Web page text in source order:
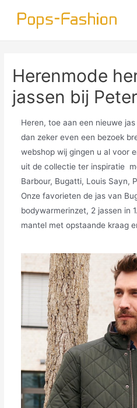
Herenmode
jassen bij
Heren, toe aan een nieuwe
dan zeker even een bezoek
webshop wij gingen u al voor
uit de collectie ter inspiratie
Barbour, Bugatti, Louis Sayn,
Onze favorieten de jas van
bodywarmerinzet, 2 jassen in
mantel met opstaande kraag